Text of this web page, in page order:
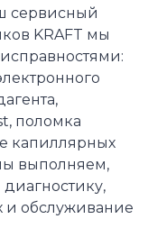
сервисный
KRAFT мы
поломка
капиллярных
выполняем,
и обслуживание